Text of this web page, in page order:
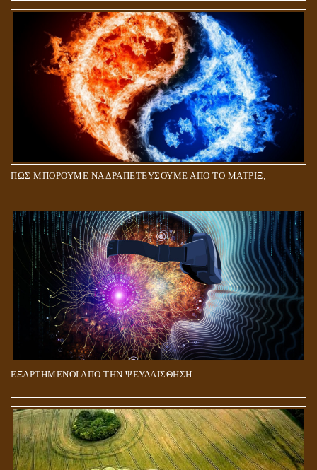
ΠΩΣ ΜΠΟΡΟΥΜΕ ΝΑ ΔΡΑΠΕΤΕΥΣΟΥΜΕ ΑΠΟ ΤΟ ΜΑΤΡΙΞ;
ΕΞΑΡΤΗΜΕΝΟΙ ΑΠΟ ΤΗΝ ΨΕΥΔΑΙΣΘΗΣΗ